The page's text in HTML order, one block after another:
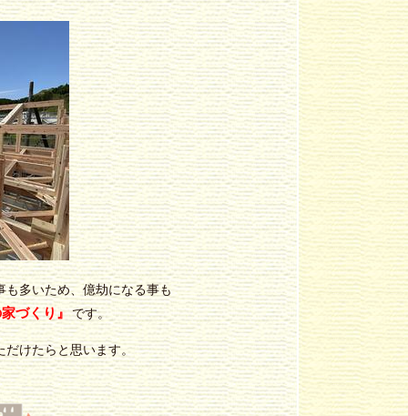
多いため、億劫になる事も
づくり』です。
だけたらと思います。